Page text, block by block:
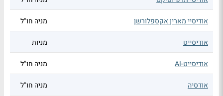
אודיסיי מארין אקספלורשן מניה חו"ל
אודיסייט מניות
אודיסייט-AI מניה חו"ל
אודסיה מניה חו"ל